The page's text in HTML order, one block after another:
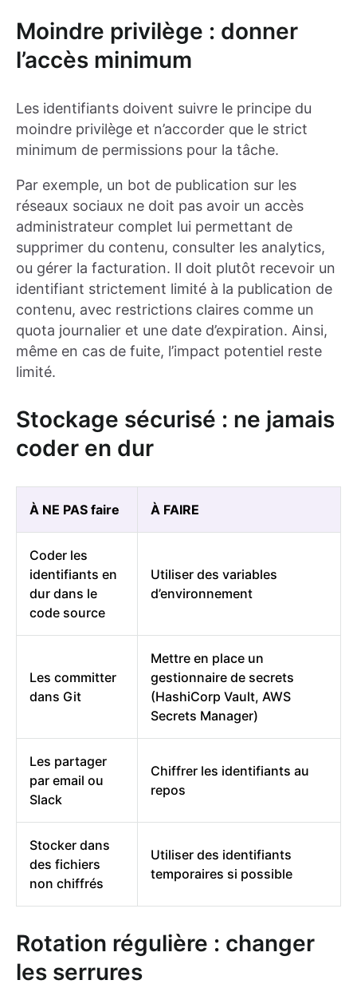
Moindre privilège : donner
l’accès minimum
Les identifiants doivent suivre le principe du
moindre privilège et n’accorder que le strict
minimum de permissions pour la tâche.
Par exemple, un bot de publication sur les
réseaux sociaux ne doit pas avoir un accès
administrateur complet lui permettant de
supprimer du contenu, consulter les analytics,
ou gérer la facturation. Il doit plutôt recevoir un
identifiant strictement limité à la publication de
contenu, avec restrictions claires comme un
quota journalier et une date d’expiration. Ainsi,
même en cas de fuite, l’impact potentiel reste
limité.
Stockage sécurisé : ne jamais
coder en dur
À NE PAS faire À FAIRE
Coder les
identifiants en
dur dans le
code source
Utiliser des variables
d’environnement
Les committer
dans Git
Mettre en place un
gestionnaire de secrets
(HashiCorp Vault, AWS
Secrets Manager)
Les partager
par email ou
Slack
Chiffrer les identifiants au
repos
Stocker dans
des fichiers
non chiffrés
Utiliser des identifiants
temporaires si possible
Rotation régulière : changer
les serrures